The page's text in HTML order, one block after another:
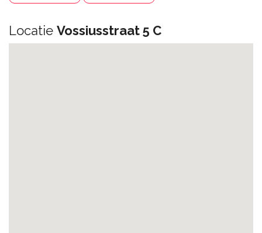
Locatie Vossiusstraat 5 C